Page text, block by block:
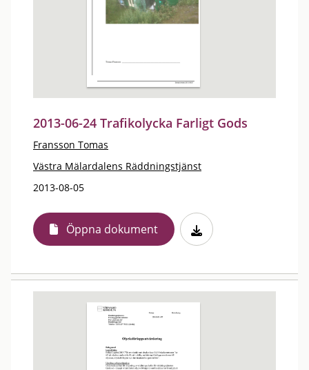
2013-06-24 Trafikolycka Farligt Gods
Fransson Tomas
Västra Mälardalens Räddningstjänst
2013-08-05
Öppna dokument